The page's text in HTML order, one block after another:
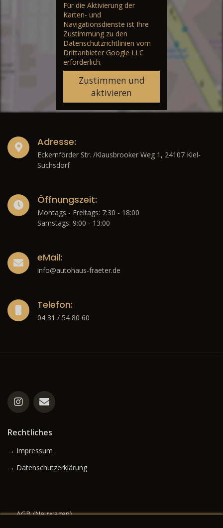
Für die Aktivierung der
Karten- und
Navigationsdienste ist Ihre
Zustimmung zu den
Datenschutzrichtlinien vom
Drittanbieter Google LLC
erforderlich.
Zustimmen und
aktivieren
Adresse:
Eckernförder Str. /Klausbrooker Weg 1, 24107 Kiel-
Suchsdorf
Öffnungszeit:
Montags - Freitags: 7:30 - 18:00
Samstags: 9:00 - 13:00
eMail:
info@autohaus-fraeter.de
Telefon:
04 31 / 54 80 60
Rechtliches
→ Impressum
→ Datenschutzerklärung
→ AGB (Neuwagen)